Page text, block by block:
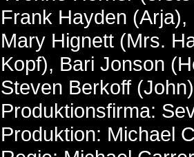
Frank Hayden
Mary Hignett (Mrs.
Kopf), Bari Jonson
Steven Berkoff
Produktionsfirma:
Produktion: Michael